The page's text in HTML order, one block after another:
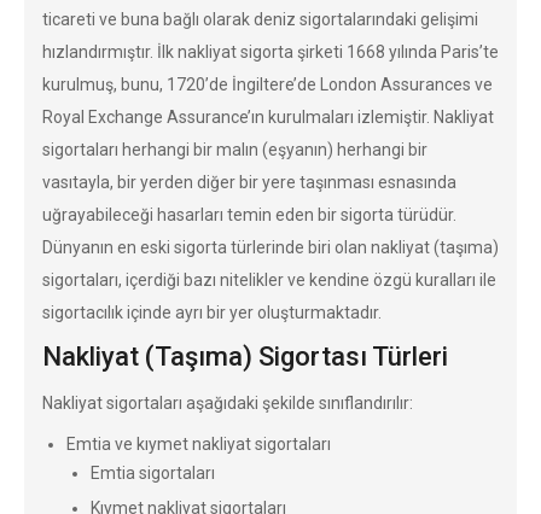
ticareti ve buna bağlı olarak deniz sigortalarındaki gelişimi
hızlandırmıştır. İlk nakliyat sigorta şirketi 1668 yılında Paris’te
kurulmuş, bunu, 1720’de İngiltere’de London Assurances ve
Royal Exchange Assurance’ın kurulmaları izlemiştir. Nakliyat
sigortaları herhangi bir malın (eşyanın) herhangi bir
vasıtayla, bir yerden diğer bir yere taşınması esnasında
uğrayabileceği hasarları temin eden bir sigorta türüdür.
Dünyanın en eski sigorta türlerinde biri olan nakliyat (taşıma)
sigortaları, içerdiği bazı nitelikler ve kendine özgü kuralları ile
sigortacılık içinde ayrı bir yer oluşturmaktadır.
Nakliyat (Taşıma) Sigortası Türleri
Nakliyat sigortaları aşağıdaki şekilde sınıflandırılır:
Emtia ve kıymet nakliyat sigortaları
Emtia sigortaları
Kıymet nakliyat sigortaları